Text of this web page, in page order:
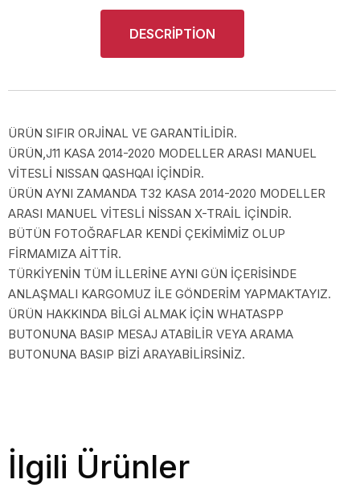
DESCRIPTION
ÜRÜN SIFIR ORJİNAL VE GARANTİLİDİR.
ÜRÜN,J11 KASA 2014-2020 MODELLER ARASI MANUEL
VİTESLİ NISSAN QASHQAI İÇİNDİR.
ÜRÜN AYNI ZAMANDA T32 KASA 2014-2020 MODELLER
ARASI MANUEL VİTESLİ NİSSAN X-TRAİL İÇİNDİR.
BÜTÜN FOTOĞRAFLAR KENDİ ÇEKİMİMİZ OLUP
FİRMAMIZA AİTTİR.
TÜRKİYENİN TÜM İLLERİNE AYNI GÜN İÇERİSİNDE
ANLAŞMALI KARGOMUZ İLE GÖNDERİM YAPMAKTAYIZ.
ÜRÜN HAKKINDA BİLGİ ALMAK İÇİN WHATASPP
BUTONUNA BASIP MESAJ ATABİLİR VEYA ARAMA
BUTONUNA BASIP BİZİ ARAYABİLİRSİNİZ.
İlgili Ürünler